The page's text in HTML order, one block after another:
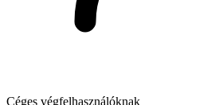
Céges végfelhasználóknak